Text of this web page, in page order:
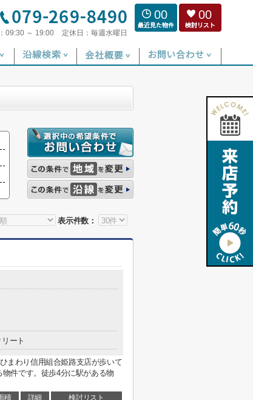
09:30 ～ 19:00 定休日： 毎週水曜日
00 00
表示件数：
ート
まわり信用組合姫路支店が歩いて
件です。徒歩4分に駅がある物
積 詳細 検討リスト